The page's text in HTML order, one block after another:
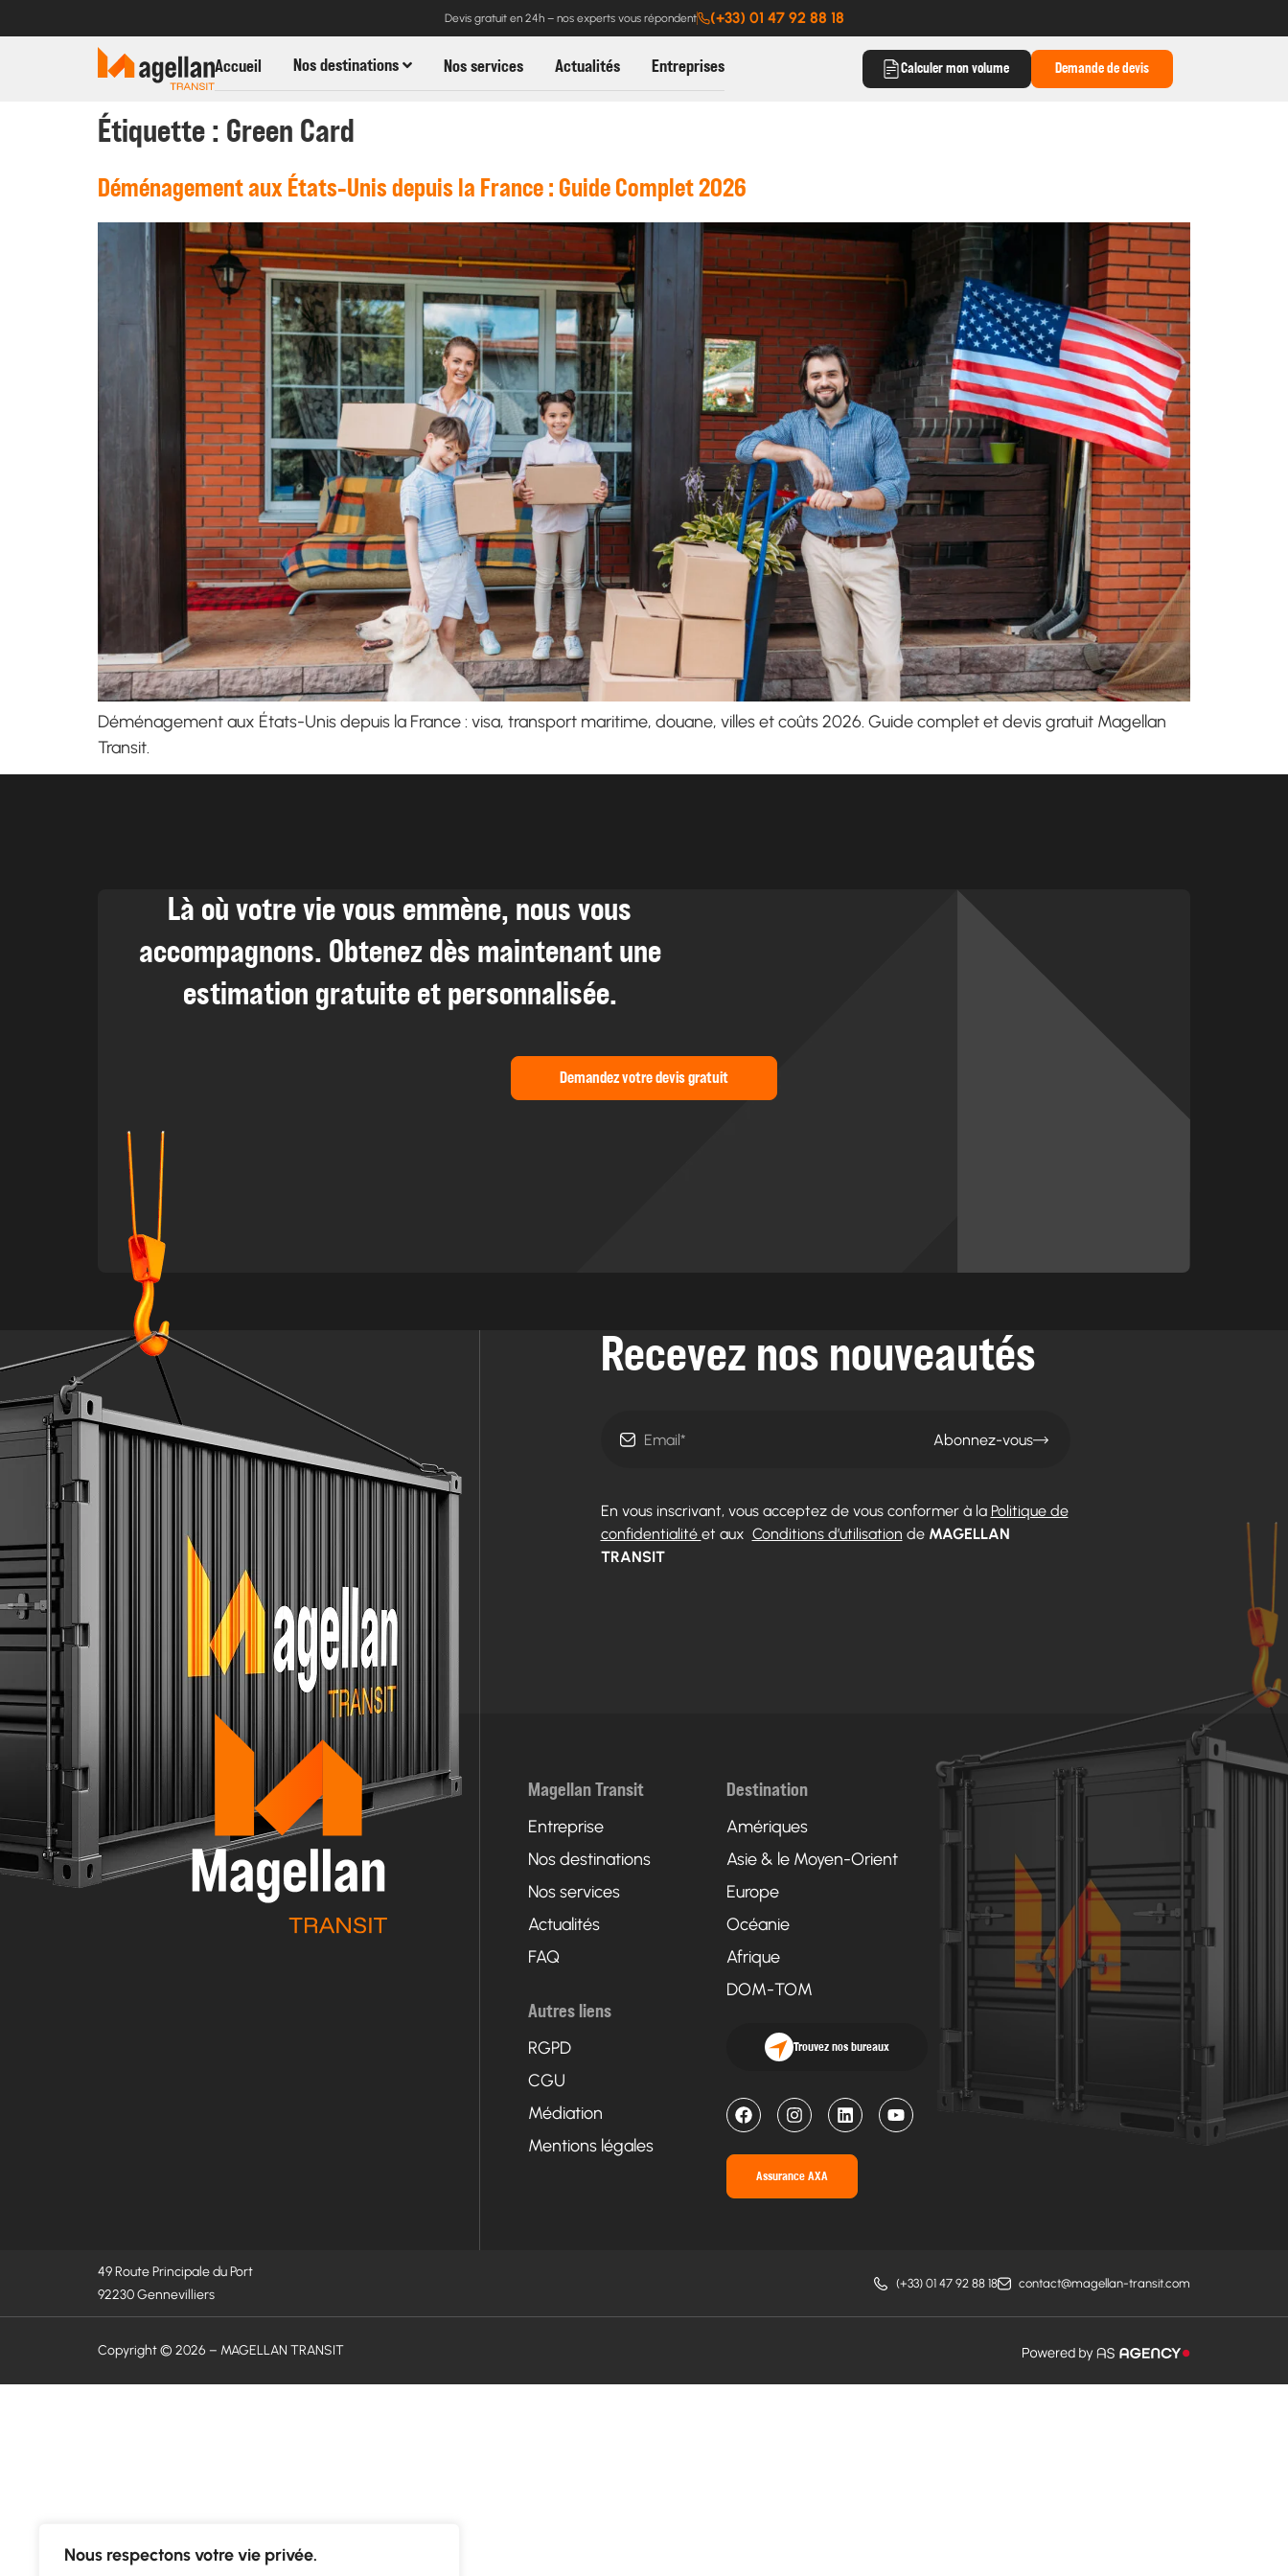
Nous respectons votre vie privée.
Devis gratuit en 24h – nos experts vous répondent (+33) 01 47 92 88 18
Accueil Nos destinations Nos services Actualités Entreprises Calculer mon volume Demande de devis
Étiquette : Green Card
Déménagement aux États-Unis depuis la France : Guide Complet 2026
Déménagement aux États-Unis depuis la France : visa, transport maritime, douane, villes et coûts 2026. Guide complet et devis gratuit Magellan
Transit.
Là où votre vie vous emmène, nous vous
accompagnons. Obtenez dès maintenant une
estimation gratuite et personnalisée.
Demandez votre devis gratuit
Recevez nos nouveautés
Abonnez-vous
En vous inscrivant, vous acceptez de vous conformer à la Politique de
confidentialité et aux Conditions d’utilisation de MAGELLAN
TRANSIT
Magellan Transit
Entreprise
Nos destinations
Nos services
Actualités
FAQ
Autres liens
RGPD
CGU
Médiation
Mentions légales
Destination
Amériques
Asie & le Moyen-Orient
Europe
Océanie
Afrique
DOM-TOM
Trouvez nos bureaux
Assurance AXA
49 Route Principale du Port
92230 Gennevilliers
(+33) 01 47 92 88 18 contact@magellan-transit.com
Copyright © 2026 – MAGELLAN TRANSIT